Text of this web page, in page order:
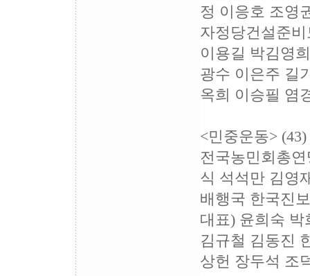
정 이응호 조영
자정당건설준
이용길 박김영
광수 이은주 길
옥희 이승필 염
<민중운동> (43)
전국농민회총
식 석석만 김영
배행국 한국진
대표) 윤희숙
김규철 김동진
상헌 장두석 조